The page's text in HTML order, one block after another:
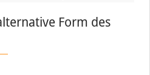
Form des